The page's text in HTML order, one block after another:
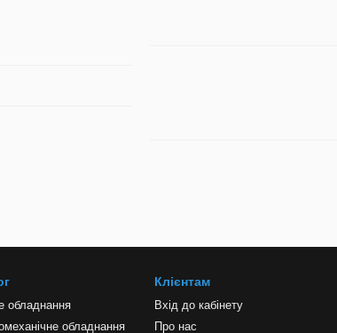
обладнання
обладнання
Клієнтам
Вхід до кабінету
Про нас